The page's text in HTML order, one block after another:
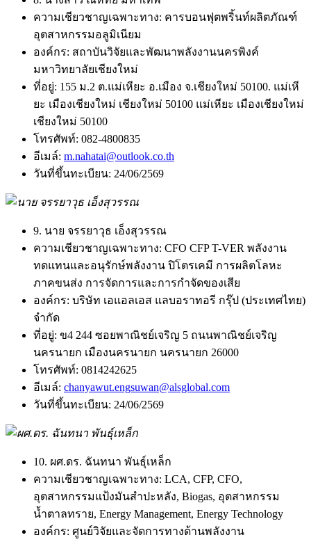
ความเชียวชาญเฉพาะทาง: คารบอนฟุตพริ้นท์ผลิตภัณฑ์
อุตสาหกรรมอลูมิเนียม
องค์กร: สถาบันวิจัยและพัฒนาพลังงานนครพิงค์
มหาวิทยาลัยเชียงใหม่
ที่อยู่: 155 ม.2 ต.แม่เหียะ อ.เมือง จ.เชียงใหม่ 50100. แม่เหี
ยะ เมืองเชียงใหม่ เชียงใหม่ 50100 แม่เหียะ เมืองเชียงใหม่
เชียงใหม่ 50100
โทรศัพท์: 082-4800835
อีเมล์: m.nahatai@outlook.co.th
วันที่ขึ้นทะเบียน: 24/06/2569
9. นาย จรรยาวุธ เอ็งสุวรรณ
ความเชียวชาญเฉพาะทาง: CFO CFP T-VER พลังงาน
ทดแทนและอนุรักษ์พลังงาน ปิโตรเคมี การผลิตโลหะ
ภาคขนส่ง การจัดการและการกำจัดของเสีย
องค์กร: บริษัท เอแอลเอส แลบอราทอรี กรุ๊ป (ประเทศไทย)
จำกัด
ที่อยู่: ข4 244 ซอยพาณิชย์เจริญ 5 ถนนพาณิชย์เจริญ
นครนายก เมืองนครนายก นครนายก 26000
โทรศัพท์: 0814242625
อีเมล์: chanyawut.engsuwan@alsglobal.com
วันที่ขึ้นทะเบียน: 24/06/2569
10. ผศ.ดร. ฉันทนา พันธุ์เหล็ก
ความเชียวชาญเฉพาะทาง: LCA, CFP, CFO,
อุตสาหกรรมแป้งมันสำปะหลัง, Biogas, อุตสาหกรรม
น้ำตาลทราย, Energy Management, Energy Technology
องค์กร: ศูนย์วิจัยและจัดการทางด้านพลังงาน